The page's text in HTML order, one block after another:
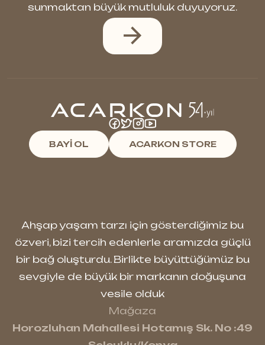
sunmaktan büyük mutluluk duyuyoruz.
BAYİ OL ACARKON STORE
Ahşap yaşam tarzı için gösterdiğimiz bu
özveri, bizi tercih edenlerle aramızda güçlü
bir bağ oluşturdu. Birlikte büyüttüğümüz bu
sevgiyle de büyük bir markanın doğuşuna
vesile olduk
Mağaza
Horozluhan Mahallesi Hotamış Sk. No :49